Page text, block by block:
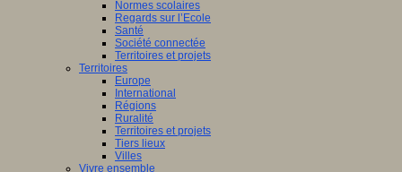
Normes scolaires
Regards sur l’Ecole
Santé
Société connectée
Territoires et projets
Territoires
Europe
International
Régions
Ruralité
Territoires et projets
Tiers lieux
Villes
Vivre ensemble